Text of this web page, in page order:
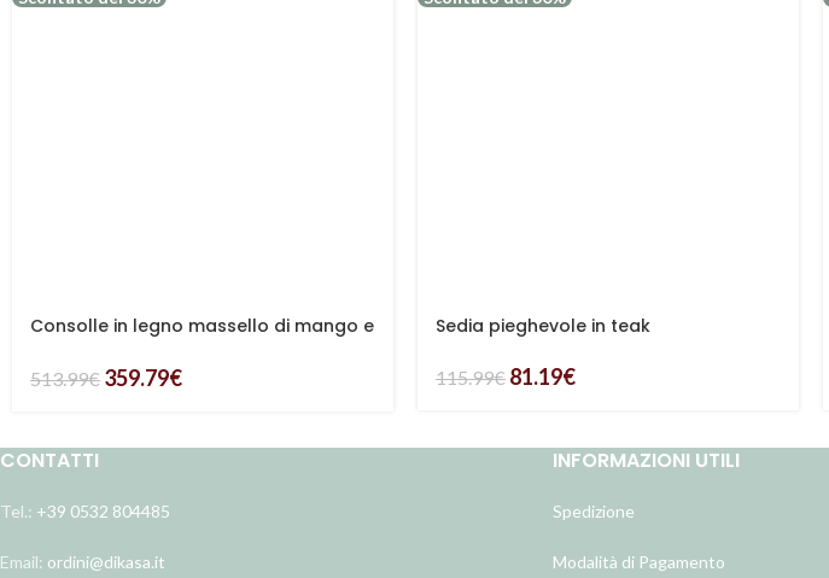
Consolle in legno massello di mango e
513.99€ 359.79€
Sedia pieghevole in teak
115.99€ 81.19€
CONTATTI
Tel.: +39 0532 804485
Email: ordini@dikasa.it
INFORMAZIONI UTILI
Spedizione
Modalità di Pagamento